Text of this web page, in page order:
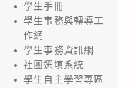
學生手冊
學生事務與轉導工
作網
學生事務資訊網
社團選填系統
學生自主學習專區